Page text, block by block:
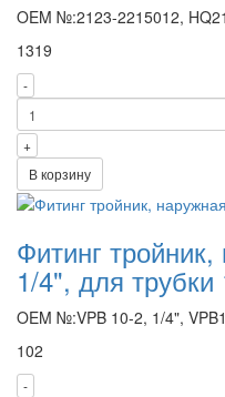
OEM №:2123-2215012,
1319
-
+
В корзину
Фитинг
1/4", для
OEM №:VPB 10-2, 1/4",
102
-